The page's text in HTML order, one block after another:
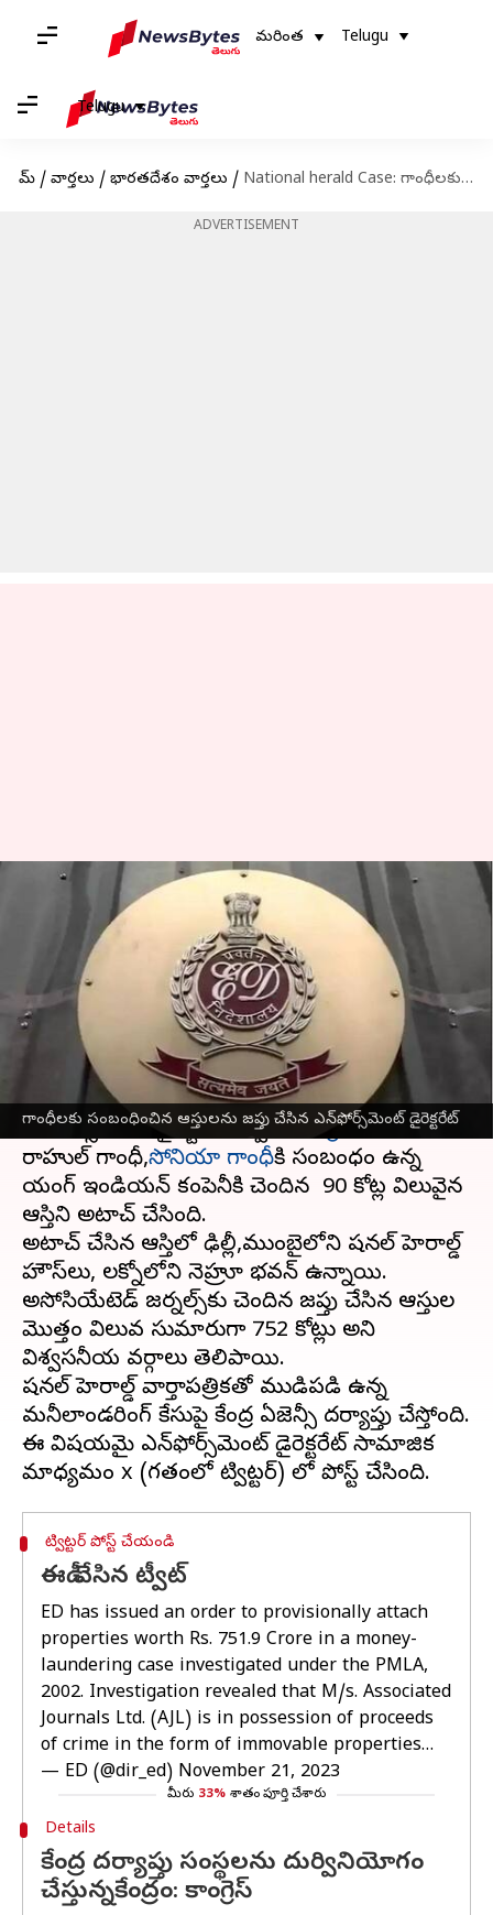
మరింత Telugu
Telugu
హోమ్ / వార్తలు / భారతదేశం వార్తలు / National herald Case: గాంధీలకు సంబంధించిన ఆస్తులను జప్తు చేసిన ఎన్‌ఫోర్స్‌మెంట్ డైరెక్టరేట్
ADVERTISEMENT
గాంధీలకు సంబంధించిన ఆస్తులను జప్తు చేసిన ఎన్‌ఫోర్స్‌మెంట్ డైరెక్టరేట్
National herald Case: గాంధీలకు
సంబంధించిన ఆస్తులను జప్తు చేసిన
ఎన్‌ఫోర్స్‌మెంట్ డైరెక్టరేట్
వ్రాసిన వారు Sirish Praharaju Nov 21, 2023 09:54 pm
ఈ వార్తాకథనం ఏంటి
నేషనల్ హెరాల్డ్ కేసు దర్యాప్తునకు సంబంధించి
ఎన్‌ఫోర్స్‌మెంట్ డైరెక్టరేట్ ద్వారాకాంగ్రెస్‌కు చెందిన
రాహుల్ గాంధీ,సోనియా గాంధీకి సంబంధం ఉన్న
యంగ్ ఇండియన్ కంపెనీకి చెందిన ₹ 90 కోట్ల విలువైన
ఆస్తిని అటాచ్ చేసింది.
అటాచ్ చేసిన ఆస్తిలో ఢిల్లీ,ముంబైలోని నేషనల్ హెరాల్డ్
హౌస్‌లు, లక్నోలోని నెహ్రూ భవన్ ఉన్నాయి.
అసోసియేటెడ్ జర్నల్స్‌కు చెందిన జప్తు చేసిన ఆస్తుల
మొత్తం విలువ సుమారుగా 752 కోట్లు అని
విశ్వసనీయ వర్గాలు తెలిపాయి.
నేషనల్ హెరాల్డ్ వార్తాపత్రికతో ముడిపడి ఉన్న
మనీలాండరింగ్ కేసుపై కేంద్ర ఏజెన్సీ దర్యాప్తు చేస్తోంది.
ఈ విషయమై ఎన్‌ఫోర్స్‌మెంట్ డైరెక్టరేట్ సామాజిక
ట్విట్టర్ పోస్ట్ చేయండి
ఈడీ చేసిన ట్వీట్
ED has issued an order to provisionally attach
properties worth Rs. 751.9 Crore in a money-
laundering case investigated under the PMLA,
2002. Investigation revealed that M/s. Associated
Journals Ltd. (AJL) is in possession of proceeds
of crime in the form of immovable properties…
— ED (@dir_ed) November 21, 2023
మీరు 33% శాతం పూర్తి చేశారు
Details
కేంద్ర దర్యాప్తు సంస్థలను దుర్వినియోగం
చేస్తున్నకేంద్రం: కాంగ్రెస్